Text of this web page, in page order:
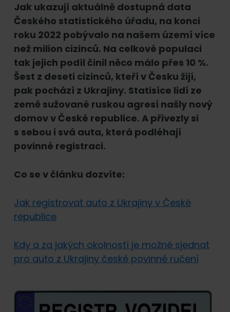
Jak ukazují aktuálně dostupná data
Českého statistického úřadu, na konci
roku 2022 pobývalo na našem území více
než milion cizinců. Na celkové populaci
tak jejich podíl činil něco málo přes 10 %.
Šest z deseti cizinců, kteří v Česku žijí,
pak pochází z Ukrajiny. Statisíce lidí ze
země sužované ruskou agresí našly nový
domov v České republice. A přivezly si
s sebou i svá auta, která podléhají
povinné registraci.
Co se v článku dozvíte:
Jak registrovat auto z Ukrajiny v České
republice
Kdy a za jakých okolností je možné sjednat
pro auto z Ukrajiny české povinné ručení